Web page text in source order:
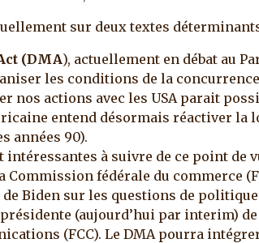
sur deux textes
(DMA), actuellement en débat au
les conditions de la
nos actions avec les USA parait
entend désormais réactiver la
années 90).
à suivre de ce point de
Commission fédérale du commerce
Biden sur les questions de
(aujourd’hui par interim)
(FCC). Le DMA pourra